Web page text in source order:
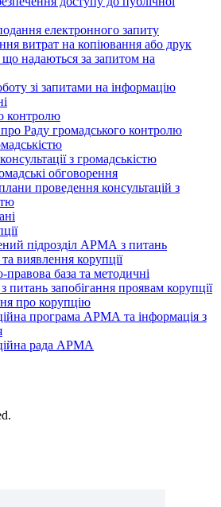
електронного запиту
витрат на копіювання або друк
що надаються за запитом на
зі запитами на інформацію
контролю
Раду громадського контролю
з громадськістю
обговорення
проведення консультацій з
підрозділ АРМА з питань
виявлення корупції
база та методичні
питань запобігання проявам корупції
про корупцію
програма АРМА та інформація з
рада АРМА